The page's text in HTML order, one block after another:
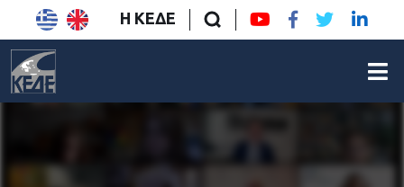
Η ΚΕΔΕ